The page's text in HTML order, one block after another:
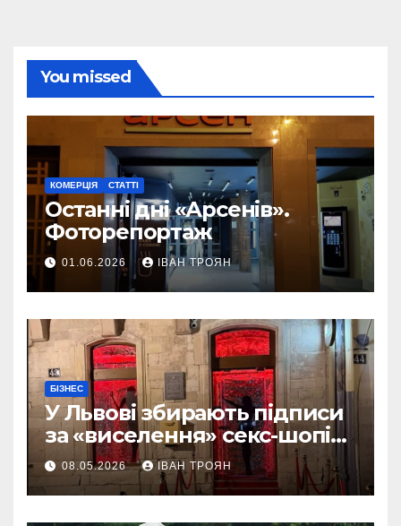
You missed
КОМЕРЦІЯ СТАТТІ
Останні дні «Арсенів».
Фоторепортаж
01.06.2026 ІВАН ТРОЯН
БІЗНЕС
У Львові збирають підписи
за «виселення» секс-шопів
із центру міста
08.05.2026 ІВАН ТРОЯН